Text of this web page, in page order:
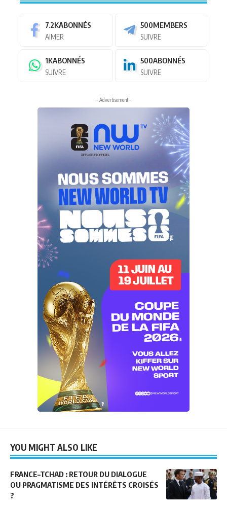
7.2KABONNÉS
AIMER
500MEMBERS
SUIVRE
1KABONNÉS
SUIVRE
500ABONNÉS
SUIVRE
- Advertisement -
YOU MIGHT ALSO LIKE
FRANCE–TCHAD : RETOUR DU DIALOGUE
OU PRAGMATISME DES INTÉRÊTS CROISÉS
?